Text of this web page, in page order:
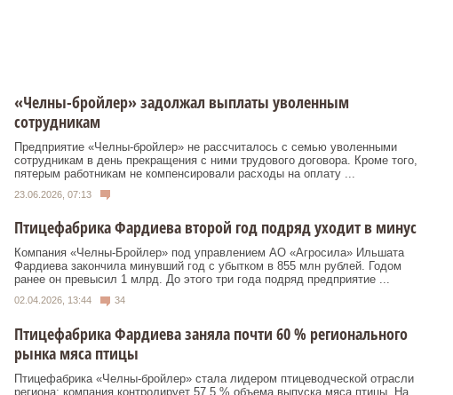
«Челны-бройлер» задолжал выплаты уволенным
сотрудникам
Предприятие «Челны-бройлер» не рассчиталось с семью уволенными
сотрудникам в день прекращения с ними трудового договора. Кроме того,
пятерым работникам не компенсировали расходы на оплату ...
23.06.2026, 07:13
Птицефабрика Фардиева второй год подряд уходит в минус
Компания «Челны-Бройлер» под управлением АО «Агросила» Ильшата
Фардиева закончила минувший год с убытком в 855 млн рублей. Годом
ранее он превысил 1 млрд. До этого три года подряд предприятие ...
02.04.2026, 13:44 34
Птицефабрика Фардиева заняла почти 60 % регионального
рынка мяса птицы
Птицефабрика «Челны-бройлер» стала лидером птицеводческой отрасли
региона: компания контролирует 57,5 % объема выпуска мяса птицы. На